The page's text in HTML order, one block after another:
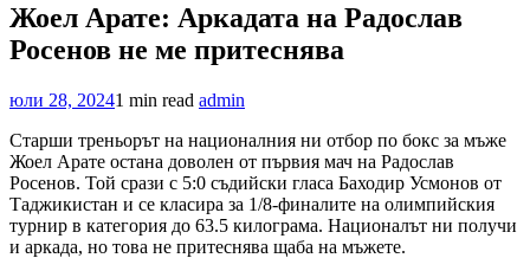
Жоел Арате: Аркадата на Радослав
Росенов не ме притеснява
юли 28, 20241 min read admin
Старши треньорът на националния ни отбор по бокс за мъже
Жоел Арате остана доволен от първия мач на Радослав
Росенов. Той срази с 5:0 съдийски гласа Баходир Усмонов от
Таджикистан и се класира за 1/8-финалите на олимпийския
турнир в категория до 63.5 килограма. Националът ни получи
и аркада, но това не притеснява щаба на мъжете.